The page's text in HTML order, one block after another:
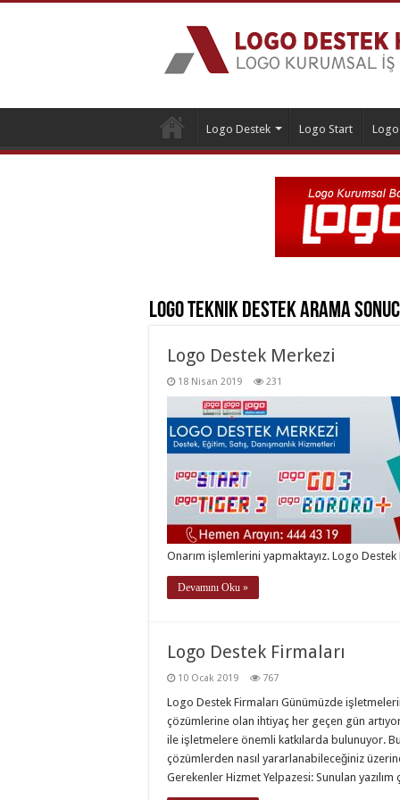
Logo Destek Logo Start
Logo Teknik DestekArama
Logo Destek Merkezi
18 Nisan 2019 231
Onarım işlemlerini yapmaktayız. Logo
Devamını Oku »
Logo Destek Firmaları
10 Ocak 2019 767
Logo Destek Firmaları Günümüzde
çözümlerine olan ihtiyaç her geçen gün
ile işletmelere önemli katkılarda bulunuyor.
çözümlerden nasıl yararlanabileceğiniz
Gerekenler Hizmet Yelpazesi: Sunulan